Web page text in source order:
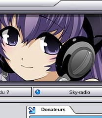
? Sky-radio
Donateurs